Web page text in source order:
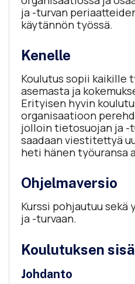
ja -turvan
käytännön työssä.
Kenelle
Koulutus sopii kaikille
asemasta ja
Erityisen hyvin
organisaatioon
jolloin tietosuojan ja -
saadaan viestitettyä
heti hänen työuransa
Ohjelmaversio
Kurssi pohjautuu
ja -turvaan.
Koulutuksen
Johdanto